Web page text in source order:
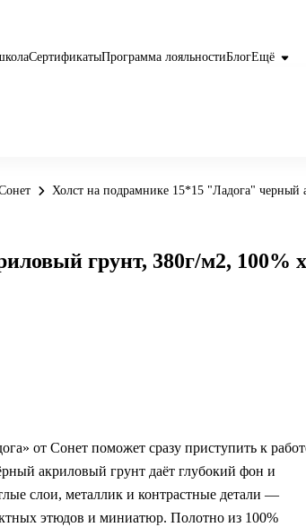
СертификатыПрограмма лояльностиБлогЕщё
Холст на подрамнике 15*15 "Ладога" черный
от Сонет поможет сразу приступить к
акриловый грунт даёт глубокий фон и
слои, металлик и контрастные детали —
этюдов и миниатюр. Полотно из 100%
грунт, 380г/м2, 100%